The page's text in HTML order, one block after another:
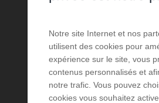
Notre site Internet et nos
utilisent des cookies pour
expérience sur le site, vous
contenus personnalisés et
notre trafic. Vous pouvez
cookies vous souhaitez